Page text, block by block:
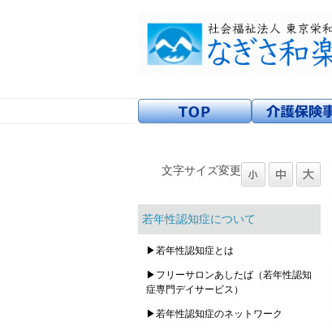
文字サイズ変更
若年性認知症について
▶若年性認知症とは
▶フリーサロンあしたば（若年性認知
症専門デイサービス）
▶若年性認知症のネットワーク